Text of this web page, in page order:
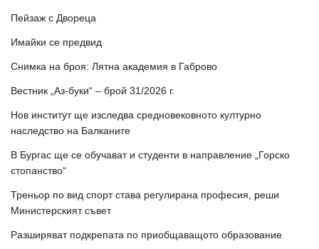
Пейзаж с Двореца
Имайки се предвид
Снимка на броя: Лятна академия в Габрово
Вестник „Аз-буки“ – брой 31/2026 г.
Нов институт ще изследва средновековното културно
наследство на Балканите
В Бургас ще се обучават и студенти в направление „Горско
стопанство“
Треньор по вид спорт става регулирана професия, реши
Министерският съвет
Разширяват подкрепата по приобщаващото образование